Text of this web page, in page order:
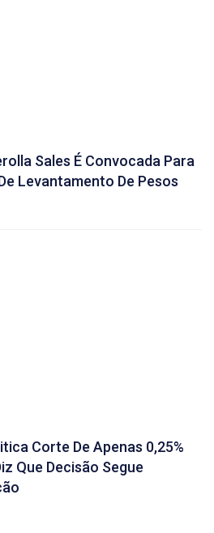
Sales É Convocada Para
Levantamento De Pesos
Corte De Apenas 0,25%
Que Decisão Segue